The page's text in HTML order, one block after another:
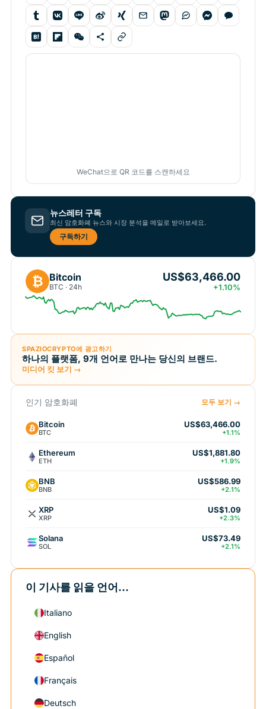
WeChat으로 QR 코드를 스캔하세요
뉴스레터 구독
최신 암호화폐 뉴스와 시장 분석을 메일로 받아보세요.
구독하기
₿ Bitcoin
BTC · 24h
US$63,466.00
+1.10%
SPAZIOCRYPTO에 광고하기
하나의 플랫폼, 9개 언어로 만나는 당신의 브랜드.
미디어 킷 보기 →
인기 암호화폐 모두 보기 →
Bitcoin
BTC
US$63,466.00
+1.1%
Ethereum
ETH
US$1,881.80
+1.9%
BNB
BNB
US$586.99
+2.1%
XRP
XRP
US$1.09
+2.3%
Solana
SOL
US$73.49
+2.1%
이 기사를 읽을 언어...
Italiano
English
Español
Français
Deutsch